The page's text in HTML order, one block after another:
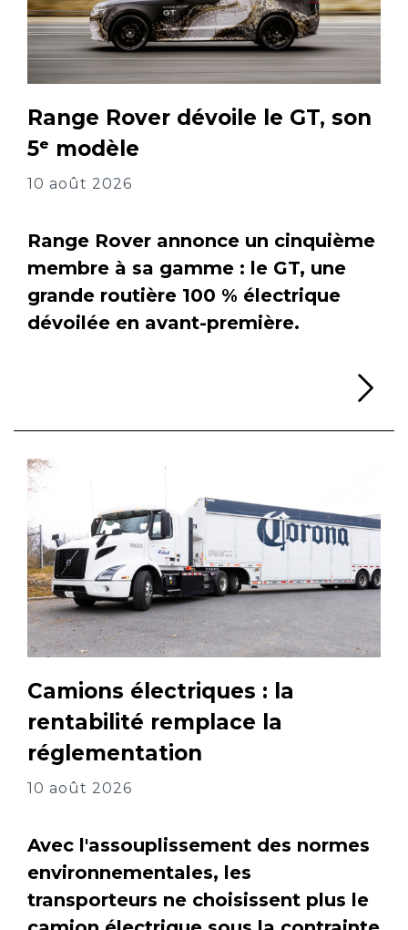
Range Rover dévoile le GT, son
5ᵉ modèle
10 août 2026
Range Rover annonce un cinquième
membre à sa gamme : le GT, une
grande routière 100 % électrique
dévoilée en avant-première.
Camions électriques : la
rentabilité remplace la
réglementation
10 août 2026
Avec l'assouplissement des normes
environnementales, les
transporteurs ne choisissent plus le